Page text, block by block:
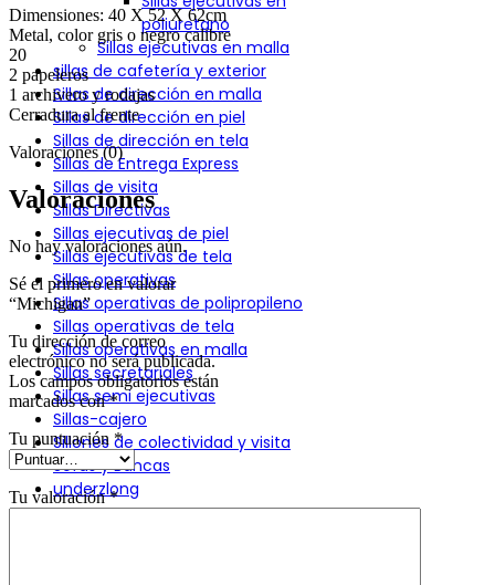
poliuretano
Sillas ejecutivas en malla
sillas de cafetería y exterior
Sillas de dirección en malla
Sillas de dirección en piel
Sillas de dirección en tela
Sillas de Entrega Express
Sillas de visita
Sillas Directivas
Sillas ejecutivas de piel
Sillas ejecutivas de tela
Sillas operativas
Sillas operativas de polipropileno
Sillas operativas de tela
Sillas operativas en malla
Sillas secretariales
Sillas semi ejecutivas
Sillas-cajero
Sillones de colectividad y visita
Sofás y Bancas
underzlong
Dimensiones: 40 X 52 X 62cm
Metal, color gris o negro calibre
20
2 papeleros
1 archivero y rodajas
Cerradura al frente
Valoraciones (0)
Valoraciones
No hay valoraciones aún.
Sé el primero en valorar
“Michigan”
Tu dirección de correo
electrónico no será publicada.
Los campos obligatorios están
marcados con*
Tu puntuación *
Tu valoración*